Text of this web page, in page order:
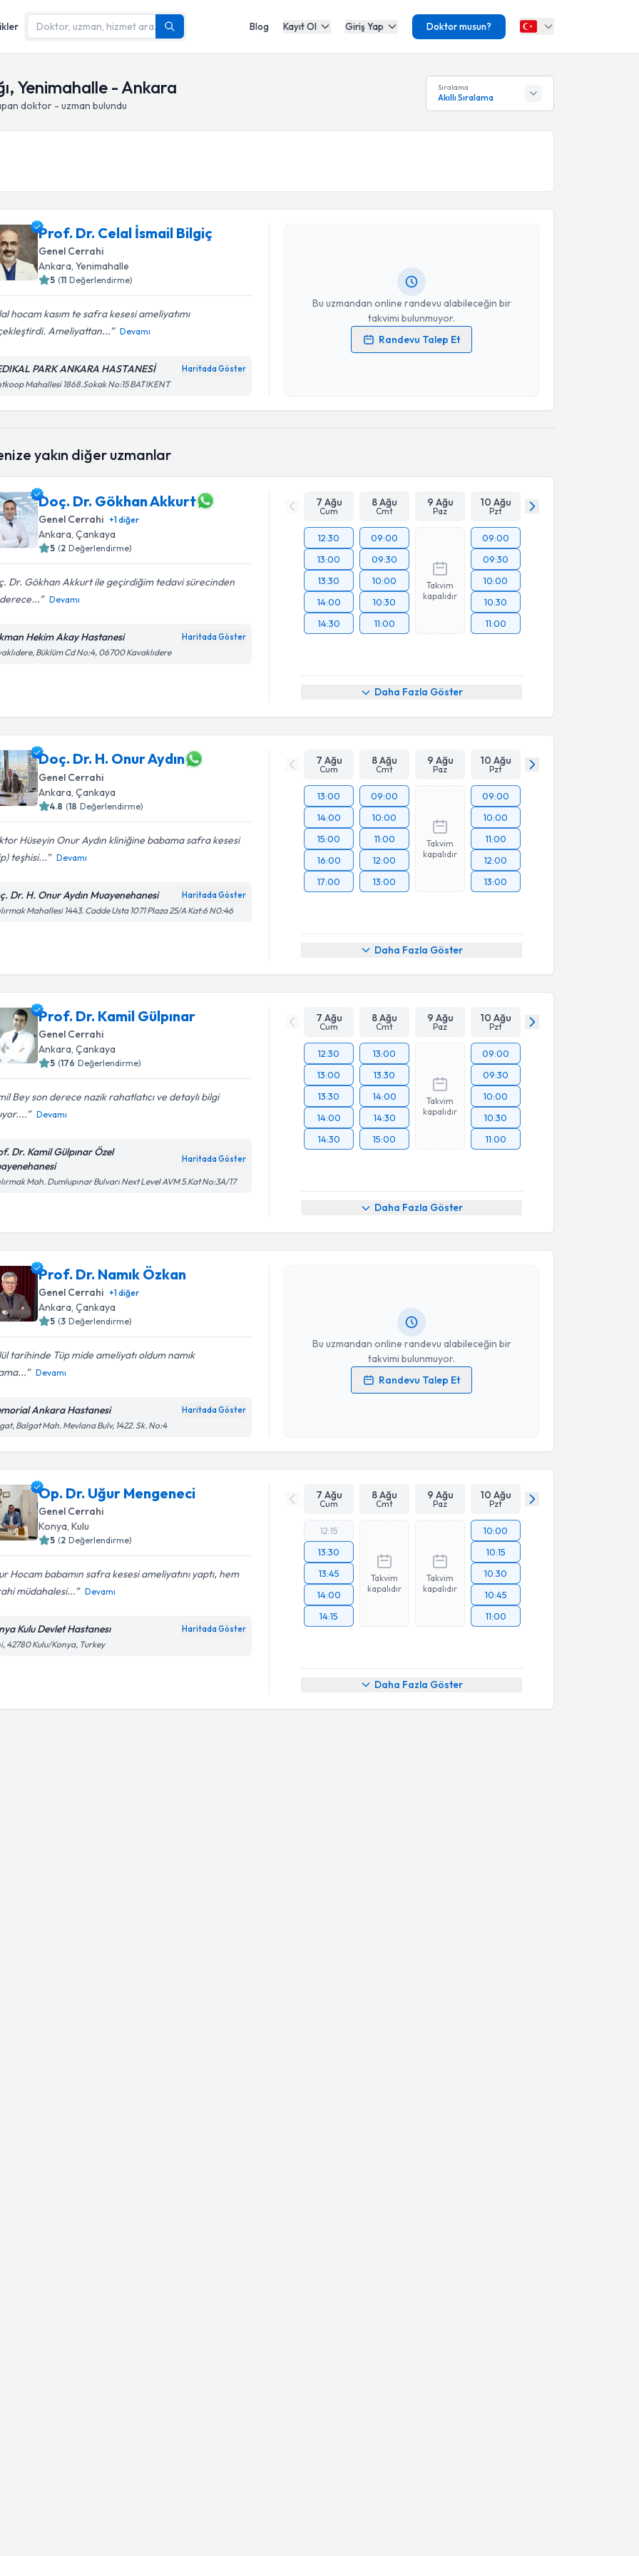
Blog Kayıt Ol Giriş Yap Doktor musun?
Yenimahalle - Ankara
doktor - uzman bulundu
Sıralama
Akıllı Sıralama
Prof. Dr. Celal İsmail Bilgiç
Genel Cerrahi
Ankara, Yenimahalle
5 (11 Değerlendirme)
hocam kasım te safra kesesi ameliyatımı
Ameliyattan...
Devamı
PARK ANKARA HASTANESİ Haritada Göster
Mahallesi 1868.Sokak No:15 BATIKENT
Bu uzmandan online randevu alabileceğin bir
takvimi bulunmuyor.
Randevu Talep Et
Prof. Dr. Celal İsmail Bilgiç
Kişisel verilerimin işlenmesine ilişkinAydınlatma Metni
Takvim Talebini Gönder
yakın diğer uzmanlar
Doç. Dr. Gökhan Akkurt
Genel Cerrahi +1diğer
Ankara, Çankaya
5 (2 Değerlendirme)
Dr. Gökhan Akkurt ile geçirdiğim tedavi sürecinden
Devamı
Hekim Akay Hastanesi Haritada Göster
Büklüm Cd No:4, 06700 Kavaklıdere
7 Ağu
Cum
8 Ağu
Cmt
9 Ağu
Paz
10 Ağu
Pzt
12:30
13:00
13:30
14:00
14:30
09:00
09:30
10:00
10:30
11:00
Takvim
kapalıdır
09:00
09:30
10:00
10:30
11:00
Daha Fazla Göster
Doç. Dr. H. Onur Aydın
Genel Cerrahi
Ankara , Çankaya
4.8 (18 Değerlendirme)
Hüseyin Onur Aydın kliniğine babama safra kesesi
teşhisi...
Devamı
Dr. H. Onur Aydın Muayenehanesi Haritada Göster
Mahallesi 1443. Cadde Usta 1071 Plaza 25/A Kat:6 N0:46
7 Ağu
Cum
8 Ağu
Cmt
9 Ağu
Paz
10 Ağu
Pzt
13:00
14:00
15:00
16:00
17:00
09:00
10:00
11:00
12:00
13:00
Takvim
kapalıdır
09:00
10:00
11:00
12:00
13:00
Daha Fazla Göster
Prof. Dr. Kamil Gülpınar
Genel Cerrahi
Ankara, Çankaya
5 (176 Değerlendirme)
Bey son derece nazik rahatlatıcı ve detaylı bilgi
Devamı
Dr. Kamil Gülpınar Özel
Haritada Göster
Mah. Dumlupınar Bulvarı Next Level AVM 5.Kat No:3A/17
7 Ağu
Cum
8 Ağu
Cmt
9 Ağu
Paz
10 Ağu
Pzt
12:30
13:00
13:30
14:00
14:30
13:00
13:30
14:00
14:30
15:00
Takvim
kapalıdır
09:00
09:30
10:00
10:30
11:00
Daha Fazla Göster
Prof. Dr. Namık Özkan
Genel Cerrahi +1diğer
Ankara , Çankaya
5 (3 Değerlendirme)
tarihinde Tüp mide ameliyatı oldum namık
Devamı
Ankara Hastanesi Haritada Göster
Balgat Mah. Mevlana Bulv, 1422. Sk. No:4
Bu uzmandan online randevu alabileceğin bir
takvimi bulunmuyor.
Randevu Talep Et
Randevu Takvimi Talebi
Prof. Dr. Namık Özkan
Kişisel verilerimin işlenmesine ilişkinAydınlatma Metni
Takvim Talebini Gönder
Op. Dr. Uğur Mengeneci
Genel Cerrahi
Konya , Kulu
5 (2 Değerlendirme)
Hocam babamın safra kesesi ameliyatını yaptı, hem
müdahalesi...
Devamı
Kulu Devlet Hastanesı Haritada Göster
42780 Kulu/Konya, Turkey
7 Ağu
Cum
8 Ağu
Cmt
9 Ağu
Paz
10 Ağu
Pzt
12:15
13:30
13:45
14:00
14:15
Takvim
kapalıdır
Takvim
kapalıdır
10:00
10:15
10:30
10:45
11:00
Daha Fazla Göster